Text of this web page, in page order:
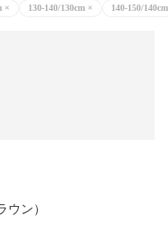
× 130-140/130cm × 140-150/140cm
ウン）